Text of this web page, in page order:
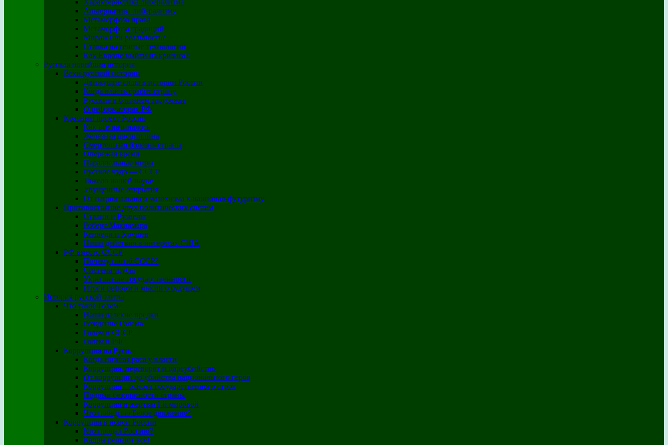
Характеристика либерализма
Альтернатива либерализму
Метаморфоза права
Метаморфоза традиций
Мираж или реальность?
Ставка на генные технологии
Как Европе выйти из кризиса?
Русская новейшая история
Вехи русской истории
Движущие силы в истории России
Когда власть грабит страну
Русские в ближнем зарубежье
О реформаторах РФ
Красный проект России
Как все начиналось
Железная дисциплина
Смертельная болезнь страны
Опережая время
Параллельные миры
Русское чудо — СССР
Тяжело нашей науке
Упущенные открытия
От национального мазохизма к национал-футуризму
Противостояние двух политических систем
Сталин и Рузвельт
Роберт Макнамара
Кеннеди и Хрущев
Наши действия в интересах США
РФ вместо СССР
Почему погиб СССР?
Система трубы
Укрепление государственности
Итоги реформ и мысли о будущем
История русской элиты
Что такое Голем?
Наши далекие предки
Рождение Голема
Голем в СССР
Голем в РФ
Коррупция на Руси.
Когда низшая раса у власти
Коррупция, переворот и цареубийство
От коррупции до убийства национального героя
Коррупция – основа государственного строя
Подрыв безопасности страны
Коррупция и жертвы I-й мировой
Что победило Белое движение?
Коррупция в новой России
Кто продал Россию?
Кадры решают все!